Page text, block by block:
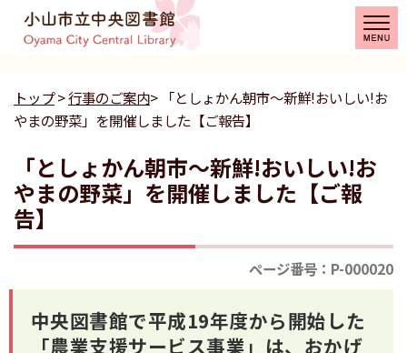
トップ>行事のご案内> 「としょかん朝市～新鮮!おいしい!お
やまの野菜」を開催しました【ご報告】
「としょかん朝市～新鮮!おいしい!お
やまの野菜」を開催しました【ご報
告】
ページ番号：P-000020
中央図書館で平成19年度から開始した
「農業支援サービス事業」は、おかげ